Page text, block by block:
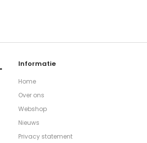
Informatie
Home
Over ons
Webshop
Nieuws
Privacy statement